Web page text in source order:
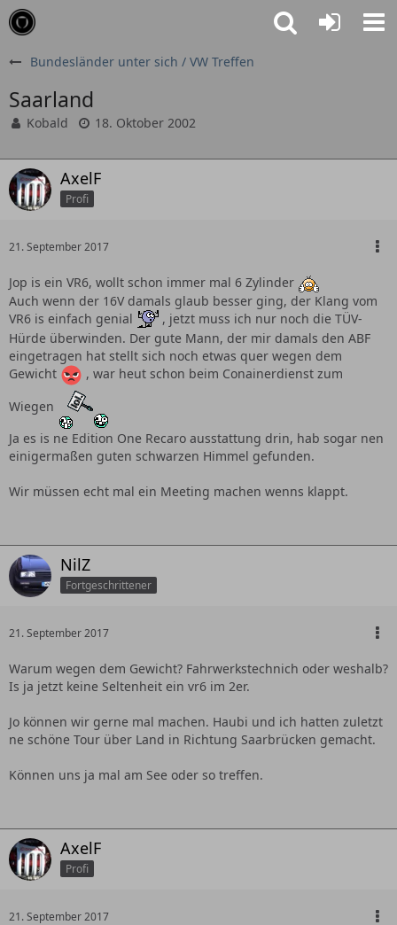
Bundesländer unter sich / VW Treffen
Saarland
Kobald 18. Oktober 2002
AxelF
Profi
21. September 2017
Jop is ein VR6, wollt schon immer mal 6 Zylinder
Auch wenn der 16V damals glaub besser ging, der Klang vom
VR6 is einfach genial
, jetzt muss ich nur noch die TÜV-
Hürde überwinden. Der gute Mann, der mir damals den ABF
eingetragen hat stellt sich noch etwas quer wegen dem
Gewicht
, war heut schon beim Conainerdienst zum
Wiegen
Ja es is ne Edition One Recaro ausstattung drin, hab sogar nen
einigermaßen guten schwarzen Himmel gefunden.
Wir müssen echt mal ein Meeting machen wenns klappt.
NilZ
Fortgeschrittener
21. September 2017
Warum wegen dem Gewicht? Fahrwerkstechnich oder weshalb?
Is ja jetzt keine Seltenheit ein vr6 im 2er.
Jo können wir gerne mal machen. Haubi und ich hatten zuletzt
ne schöne Tour über Land in Richtung Saarbrücken gemacht.
Können uns ja mal am See oder so treffen.
AxelF
Profi
21. September 2017